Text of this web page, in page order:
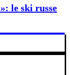
le ski russe